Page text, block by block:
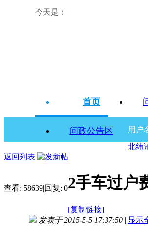
今天是：
首页
问政公告区 用户
北纬
返回列表
查看: 58639|回复: 02手车过户
[复制链接]
发表于 2015-5-5 17:37:50 | 显示